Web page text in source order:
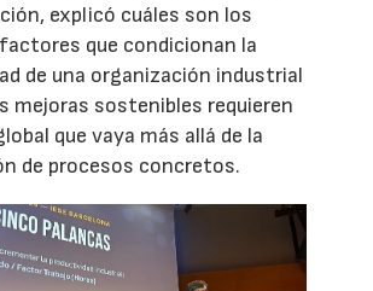
explicó cuáles son los
que condicionan la
de una organización industrial
mejoras sostenibles requieren
que vaya más allá de la
de procesos concretos.